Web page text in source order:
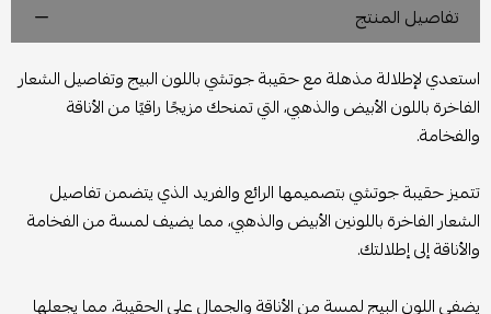
تفاصيل المنتج
استعدي لإطلالة مذهلة مع حقيبة جوتشي باللون البيج وتفاصيل الشعار
الفاخرة باللون الأبيض والذهبي، التي تمنحك مزيجًا راقيًا من الأناقة
والفخامة.
تتميز حقيبة جوتشي بتصميمها الرائع والفريد الذي يتضمن تفاصيل
الشعار الفاخرة باللونين الأبيض والذهبي، مما يضيف لمسة من الفخامة
والأناقة إلى إطلالتك.
يضفي اللون البيج لمسة من الأناقة والجمال على الحقيبة، مما يجعلها